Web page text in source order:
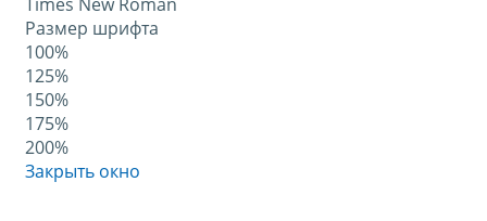
Times New Roman
Размер шрифта
100%
125%
150%
175%
200%
Закрыть окно